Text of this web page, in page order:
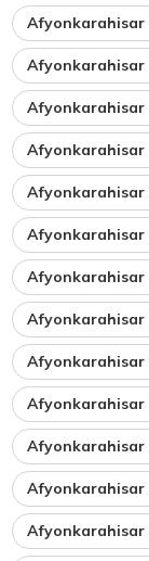
Afyonkarahisar
Afyonkarahisar
Afyonkarahisar
Afyonkarahisar
Afyonkarahisar
Afyonkarahisar
Afyonkarahisar
Afyonkarahisar
Afyonkarahisar
Afyonkarahisar
Afyonkarahisar
Afyonkarahisar
Afyonkarahisar